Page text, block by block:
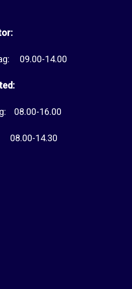
09.00-14.00
08.00-16.00
14.30